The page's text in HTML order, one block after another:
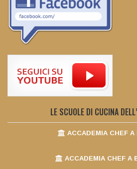
LE SCUOLE DI CUCINA
ACCADEMIA CHEF A
ACCADEMIA CHEF A